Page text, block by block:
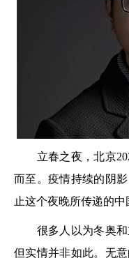
立春之夜，北京
而至。疫情持续的阴
止这个夜晚所传递的
很多人以为冬奥和
但实情并非如此。无